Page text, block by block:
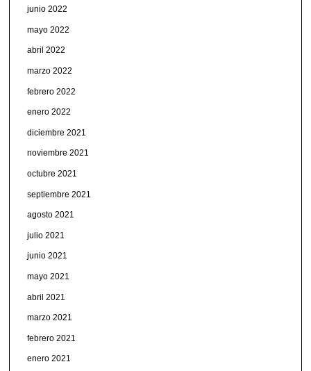
junio 2022
mayo 2022
abril 2022
marzo 2022
febrero 2022
enero 2022
diciembre 2021
noviembre 2021
octubre 2021
septiembre 2021
agosto 2021
julio 2021
junio 2021
mayo 2021
abril 2021
marzo 2021
febrero 2021
enero 2021